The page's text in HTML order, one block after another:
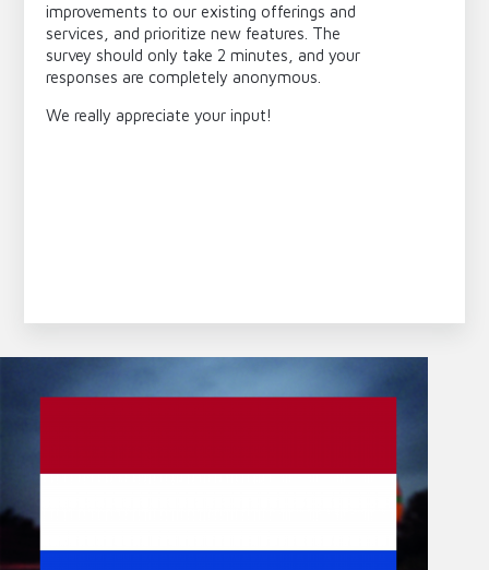
improvements to our existing offerings and
services, and prioritize new features. The
survey should only take 2 minutes, and your
responses are completely anonymous.
We really appreciate your input!